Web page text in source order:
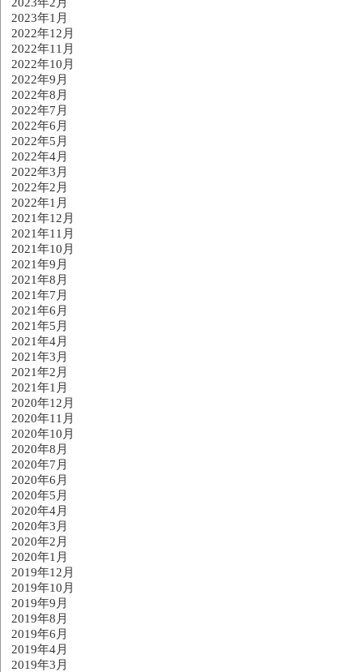
2023年1月
2022年12月
2022年11月
2022年10月
2022年9月
2022年8月
2022年7月
2022年6月
2022年5月
2022年4月
2022年3月
2022年2月
2022年1月
2021年12月
2021年11月
2021年10月
2021年9月
2021年8月
2021年7月
2021年6月
2021年5月
2021年4月
2021年3月
2021年2月
2021年1月
2020年12月
2020年11月
2020年10月
2020年8月
2020年7月
2020年6月
2020年5月
2020年4月
2020年3月
2020年2月
2020年1月
2019年12月
2019年10月
2019年9月
2019年8月
2019年6月
2019年4月
2019年3月